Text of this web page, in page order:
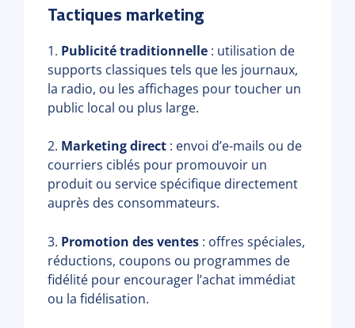
Tactiques marketing
1. Publicité traditionnelle : utilisation de
supports classiques tels que les journaux,
la radio, ou les affichages pour toucher un
public local ou plus large.
2. Marketing direct : envoi d’e-mails ou de
courriers ciblés pour promouvoir un
produit ou service spécifique directement
auprès des consommateurs.
3. Promotion des ventes : offres spéciales,
réductions, coupons ou programmes de
fidélité pour encourager l’achat immédiat
ou la fidélisation.